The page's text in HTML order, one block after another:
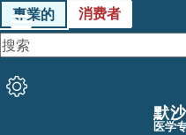
專業的 消费者
默
医学